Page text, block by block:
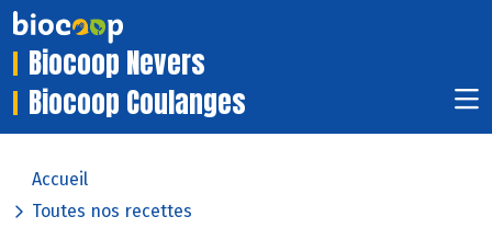
Biocoop Nevers
Biocoop Coulanges
Accueil
Toutes nos recettes